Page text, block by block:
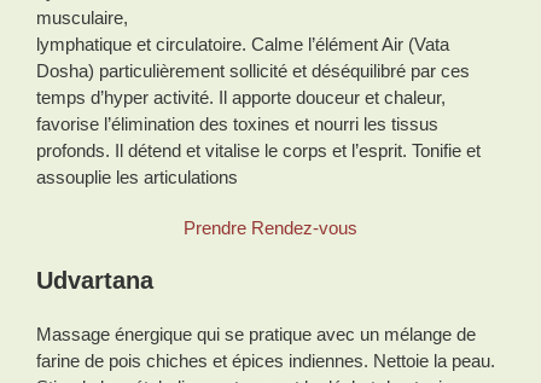
musculaire,
lymphatique et circulatoire. Calme l’élément Air (Vata
Dosha) particulièrement sollicité et déséquilibré par ces
temps d’hyper activité. Il apporte douceur et chaleur,
favorise l’élimination des toxines et nourri les tissus
profonds. Il détend et vitalise le corps et l’esprit. Tonifie et
assouplie les articulations
Prendre Rendez-vous
Udvartana
Massage énergique qui se pratique avec un mélange de
farine de pois chiches et épices indiennes. Nettoie la peau.